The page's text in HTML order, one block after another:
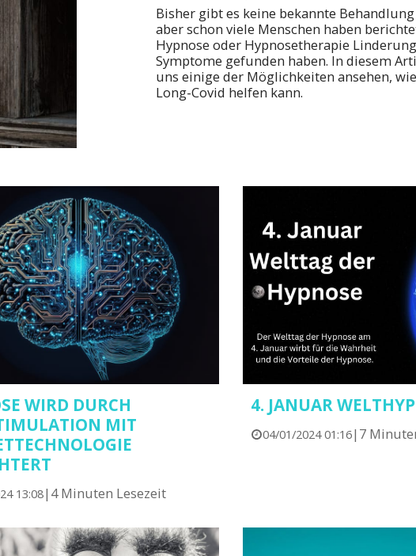
Bisher gibt es keine bekannte
aber schon viele Menschen haben
Hypnose oder Hypnosetherapie
Symptome gefunden haben. In diesem
uns einige der Möglichkeiten ansehen,
Long-Covid helfen kann.
WIRD DURCH
MIT
13:08| 4 Minuten Lesezeit
4. JANUAR
04/01/2024 01:16| 7